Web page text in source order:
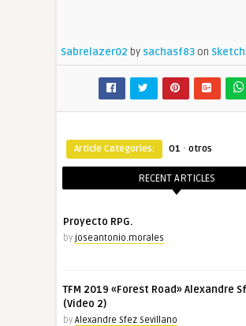
Sabrelazer02 by sachasf83on
Article Categories: O1 · otros
RECENT ARTICLES
Proyecto RPG.
by joseantonio.morales
TFM 2019 «Forest Road» Alexandre
(Video 2)
by Alexandre Sfez Sevillano